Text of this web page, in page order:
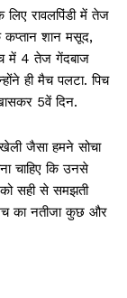
रावलपिंडी में तेज
कप्तान शान मसूद,
में 4 तेज गेंदबाज
ही मैच पलटा. पिच
5वें दिन.
जैसा हमने सोचा
चाहिए कि उनसे
को सही से समझती
का नतीजा कुछ और